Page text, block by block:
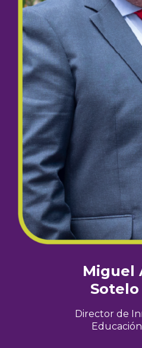
Miguel
Sotelo
Director de